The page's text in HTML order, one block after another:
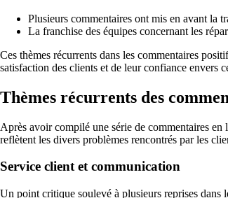
Plusieurs commentaires ont mis en avant la
La franchise des équipes concernant les
Ces thèmes récurrents dans les commentaires
satisfaction des clients et de leur confiance envers
Thèmes récurrents des
Après avoir compilé une série de commentaires en
reflètent les divers problèmes rencontrés par les
Service client et communication
Un point critique soulevé à plusieurs reprises dans